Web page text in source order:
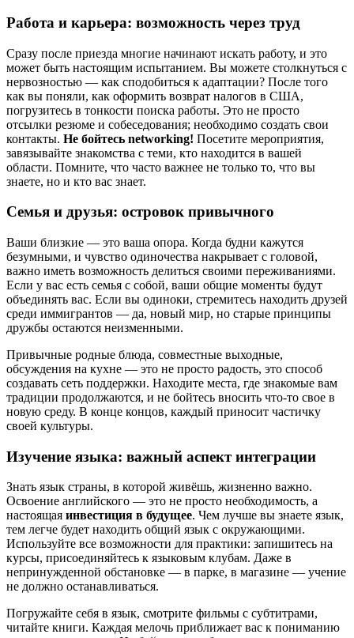
Работа и карьера: возможность через труд
Сразу после приезда многие начинают искать работу, и это
может быть настоящим испытанием. Вы можете столкнуться с
нервозностью — как сподобиться к адаптации? После того
как вы поняли, как оформить возврат налогов в США,
погрузитесь в тонкости поиска работы. Это не просто
отсылки резюме и собеседования; необходимо создать свои
контакты. Не бойтесь networking! Посетите мероприятия,
завязывайте знакомства с теми, кто находится в вашей
области. Помните, что часто важнее не только то, что вы
знаете, но и кто вас знает.
Семья и друзья: островок привычного
Ваши близкие — это ваша опора. Когда будни кажутся
безумными, и чувство одиночества накрывает с головой,
важно иметь возможность делиться своими переживаниями.
Если у вас есть семья с собой, ваши общие моменты будут
объединять вас. Если вы одиноки, стремитесь находить друзей
среди иммигрантов — да, новый мир, но старые принципы
дружбы остаются неизменными.
Привычные родные блюда, совместные выходные,
обсуждения на кухне — это не просто радость, это способ
создавать сеть поддержки. Находите места, где знакомые вам
традиции продолжаются, и не бойтесь вносить что-то свое в
новую среду. В конце концов, каждый приносит частичку
своей культуры.
Изучение языка: важный аспект интеграции
Знать язык страны, в которой живёшь, жизненно важно.
Освоение английского — это не просто необходимость, а
настоящая инвестиция в будущее. Чем лучше вы знаете язык,
тем легче будет находить общий язык с окружающими.
Используйте все возможности для практики: запишитесь на
курсы, присоединяйтесь к языковым клубам. Даже в
непринужденной обстановке — в парке, в магазине — учение
не должно останавливаться.
Погружайте себя в язык, смотрите фильмы с субтитрами,
читайте книги. Каждая мелочь приближает вас к пониманию